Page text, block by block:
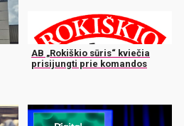
AB „Rokiškio sūris“ kviečia
prisijungti prie komandos